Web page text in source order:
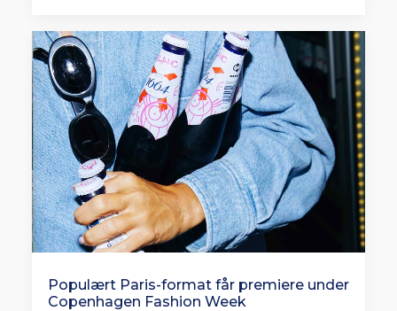
Populært Paris-format får premiere under
Copenhagen Fashion Week